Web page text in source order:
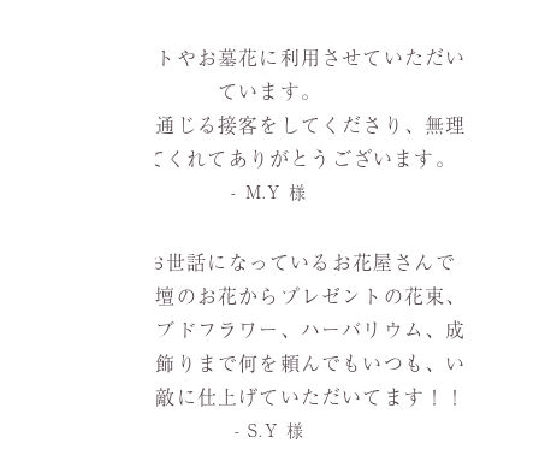
プレゼントやお墓花に利用させていただい
ています。
毎回心の通じる接客をしてくださり、無理
も聞いてくれてありがとうございます。
- M.Y 様
いつもお世話になっているお花屋さんで
す。お仏壇のお花からプレゼントの花束、
プリザーブドフラワー、ハーバリウム、成
人式の髪飾りまで何を頼んでもいつも、い
つも、素敵に仕上げていただいてます！！
- S.Y 様